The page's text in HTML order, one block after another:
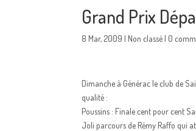
Grand Prix
8 Mar, 2009 |Non classé|0
Dimanche à Générac le club de
qualité :
Poussins : Finale cent pour cent
Joli parcours de Rémy Raffo qui